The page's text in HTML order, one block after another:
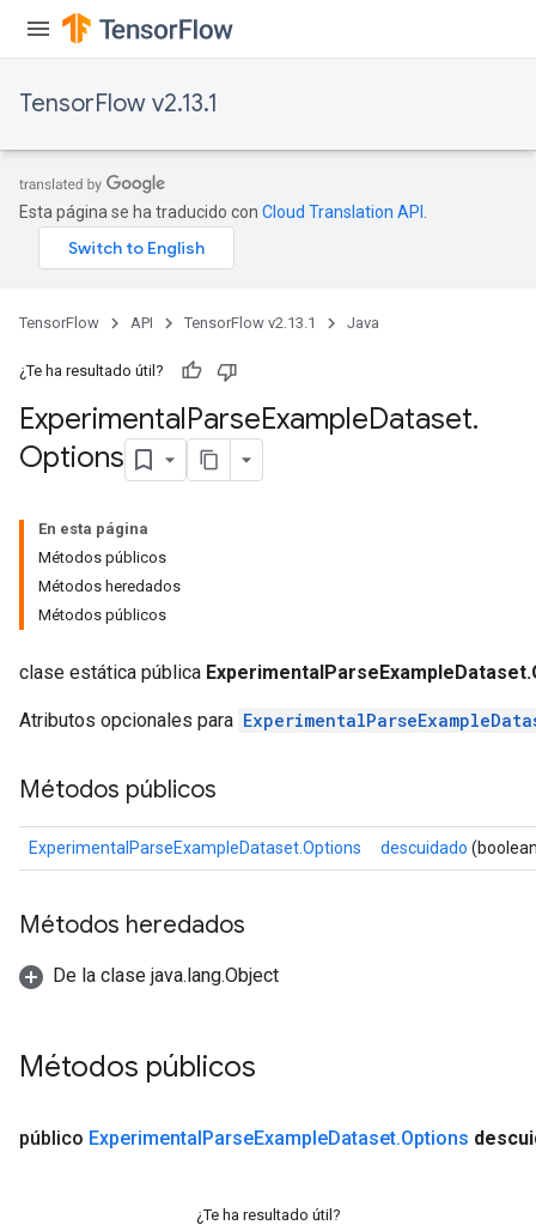
TensorFlow v2.13.1
Esta página se ha traducido con Cloud Translation API
TensorFlow API TensorFlow v2.13.1 Java
¿Te ha resultado útil?
ExperimentalParseExampleDataset.
Options
En esta página
Métodos públicos
Métodos heredados
Métodos públicos
clase estática pública
Atributos opcionales para
Métodos públicos
ExperimentalParseExampleDataset.Options descuidado
Métodos heredados
De la clase java.lang.Object
Métodos públicos
público ExperimentalParseExampleDataset.Options
¿Te ha resultado útil?